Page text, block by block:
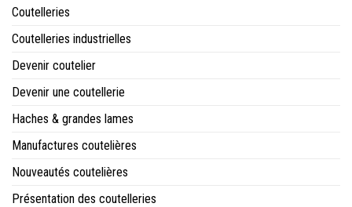
Coutelleries
Coutelleries industrielles
Devenir coutelier
Devenir une coutellerie
Haches & grandes lames
Manufactures coutelières
Nouveautés coutelières
Présentation des coutelleries